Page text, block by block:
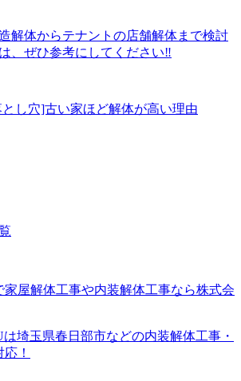
解体からテナントの店舗解体まで検討
、ぜひ参考にしてください‼️
し穴]古い家ほど解体が高い理由
埼玉県春日部市などの内装解体工事・
！